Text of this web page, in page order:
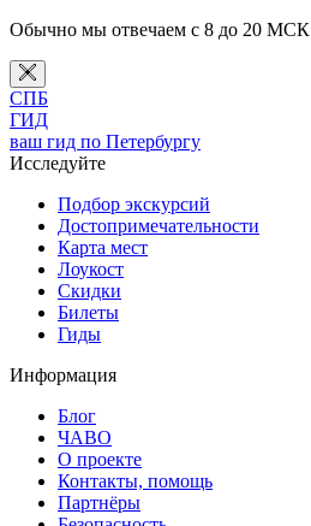
Обычно мы отвечаем с 8 до 20 МСК
СПБ
ГИД
ваш гид по Петербургу
Исследуйте
Подбор экскурсий
Достопримечательности
Карта мест
Лоукост
Скидки
Билеты
Гиды
Информация
Блог
ЧАВО
О проекте
Контакты, помощь
Партнёры